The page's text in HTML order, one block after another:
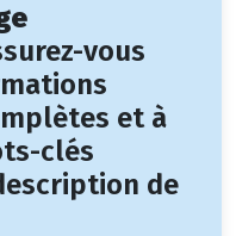
vous
et à
clés
de